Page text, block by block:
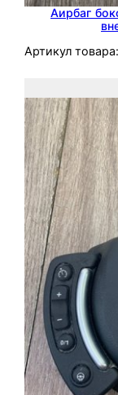
Аирбаг
Артикул товара: